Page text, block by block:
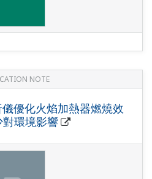
NOTE
優化火焰加熱器燃燒效
環境影響